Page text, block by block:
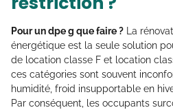
Pour un dpe g que faire ? La
énergétique est la seule solution
de location classe F et location
ces catégories sont souvent
humidité, froid insupportable en
Par conséquent, les occupants